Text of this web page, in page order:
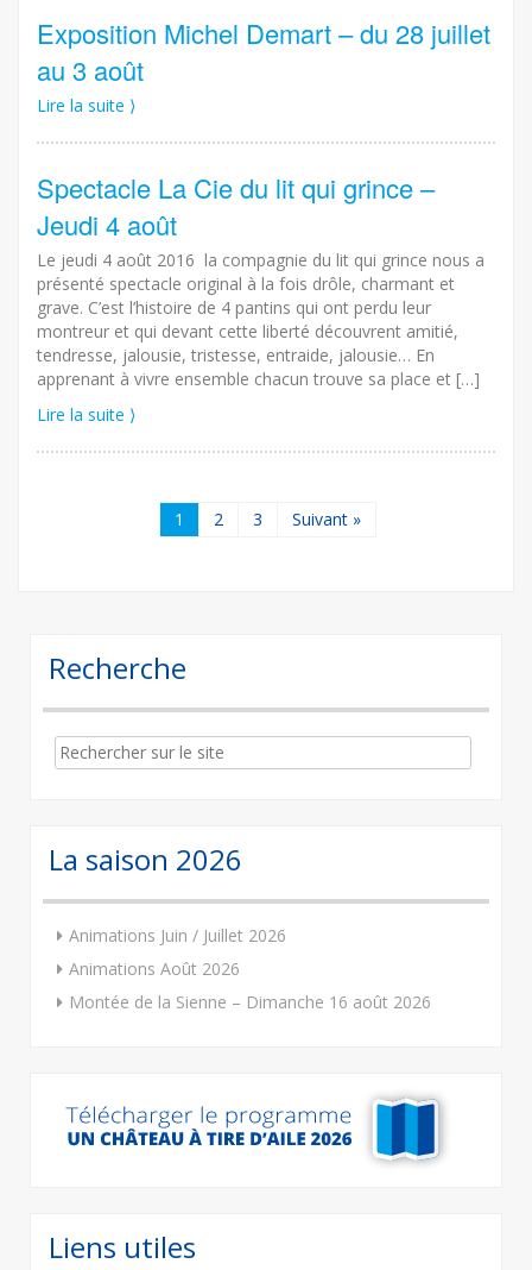
Exposition Michel Demart – du 28 juillet
au 3 août
Lire la suite ⟩
Spectacle La Cie du lit qui grince –
Jeudi 4 août
Le jeudi 4 août 2016 la compagnie du lit qui grince nous a
présenté spectacle original à la fois drôle, charmant et
grave. C’est l’histoire de 4 pantins qui ont perdu leur
montreur et qui devant cette liberté découvrent amitié,
tendresse, jalousie, tristesse, entraide, jalousie… En
apprenant à vivre ensemble chacun trouve sa place et […]
Lire la suite ⟩
1 2 3 Suivant »
Recherche
Search
for:
La saison 2026
Animations Juin / Juillet 2026
Animations Août 2026
Montée de la Sienne – Dimanche 16 août 2026
Liens utiles